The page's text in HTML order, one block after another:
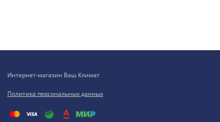
Интернет-магазин Ваш Климат
Политика персональных данных